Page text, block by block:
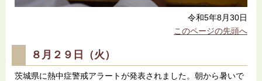
令和5年8月30日
このページの先頭へ
８月２９日（火）
茨城県に熱中症警戒アラートが発表されました。朝から暑いで